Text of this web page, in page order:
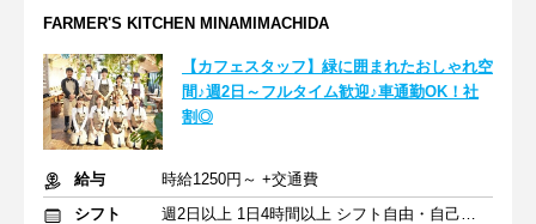
FARMER'S KITCHEN MINAMIMACHIDA
【カフェスタッフ】緑に囲まれたおしゃれ空
間♪週2日～フルタイム歓迎♪車通勤OK！社
割◎
給与
時給1250円～ +交通費
シフト
週2日以上 1日4時間以上 シフト自由・自己申告